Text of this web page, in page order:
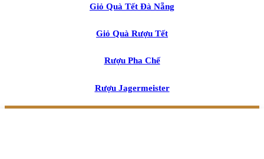
Giỏ Quà Tết Đà Nẵng
Giỏ Quà Rượu Tết
Rượu Pha Chế
Rượu Jagermeister